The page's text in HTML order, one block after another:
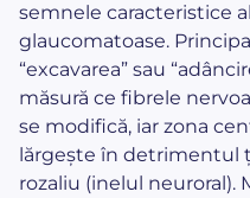
semnele caracteristice
glaucomatoase.
“excavarea” sau
măsură ce fibrele
se modifică, iar zona
lărgește în detrimentul
rozaliu (inelul